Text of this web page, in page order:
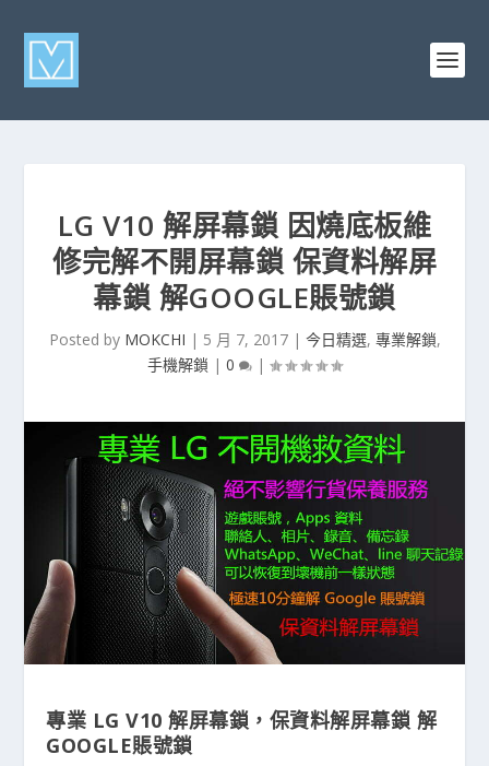
LG V10 解屏幕鎖 因燒底板維
修完解不開屏幕鎖 保資料解屏
幕鎖 解GOOGLE賬號鎖
Posted by MOKCHI | 5 月 7, 2017| 今日精選, 專業解鎖,
手機解鎖 | 0 |
專業 LG V10 解屏幕鎖，保資料解屏幕鎖 解
GOOGLE賬號鎖